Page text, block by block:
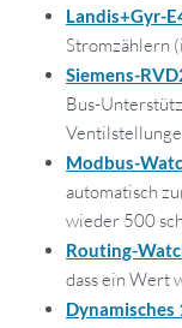
Landis+Gyr-
Stromzählern
Siemens-
Bus-
Modbus-
automatisch
wieder 500
Routing-
dass ein Wert